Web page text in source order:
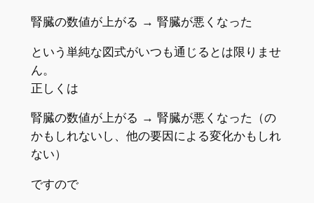
腎臓の数値が上がる → 腎臓が悪くなった
という単純な図式がいつも通じるとは限りませ
ん。
正しくは
腎臓の数値が上がる → 腎臓が悪くなった（の
かもしれないし、他の要因による変化かもしれ
ない）
ですので